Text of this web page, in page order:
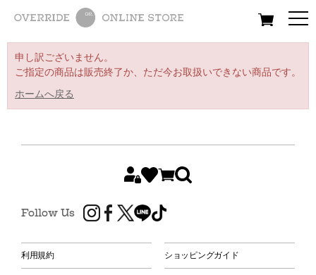
All Women Men
申し訳ございません。
ご指定の商品は販売終了か、ただ今お取扱いできない商品です。
ホームへ戻る
Follow Us
利用規約 ショッピングガイド